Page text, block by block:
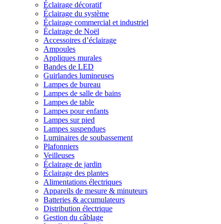
Éclairage décoratif
Éclairage du système
Éclairage commercial et industriel
Éclairage de Noël
Accessoires d’éclairage
Ampoules
Appliques murales
Bandes de LED
Guirlandes lumineuses
Lampes de bureau
Lampes de salle de bains
Lampes de table
Lampes pour enfants
Lampes sur pied
Lampes suspendues
Luminaires de soubassement
Plafonniers
Veilleuses
Éclairage de jardin
Éclairage des plantes
Alimentations électriques
Appareils de mesure & minuteurs
Batteries & accumulateurs
Distribution électrique
Gestion du câblage